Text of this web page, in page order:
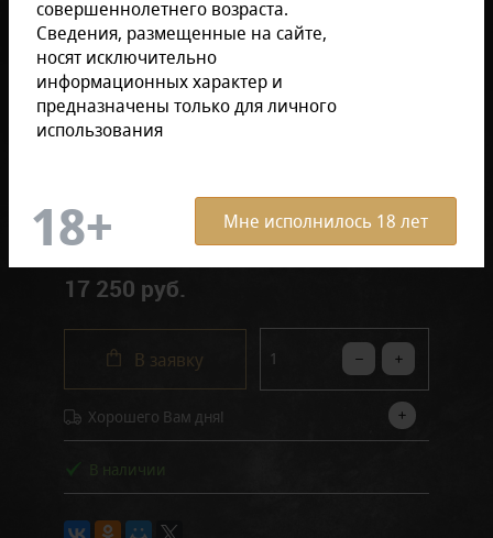
совершеннолетнего возраста.
Сведения, размещенные на сайте,
носят исключительно
информационных характер и
предназначены только для личного
использования
Мне исполнилось 18 лет
Отзывов: 0
Размер продукции:
17 250 руб.
В заявку
Хорошего Вам дня!
В наличии